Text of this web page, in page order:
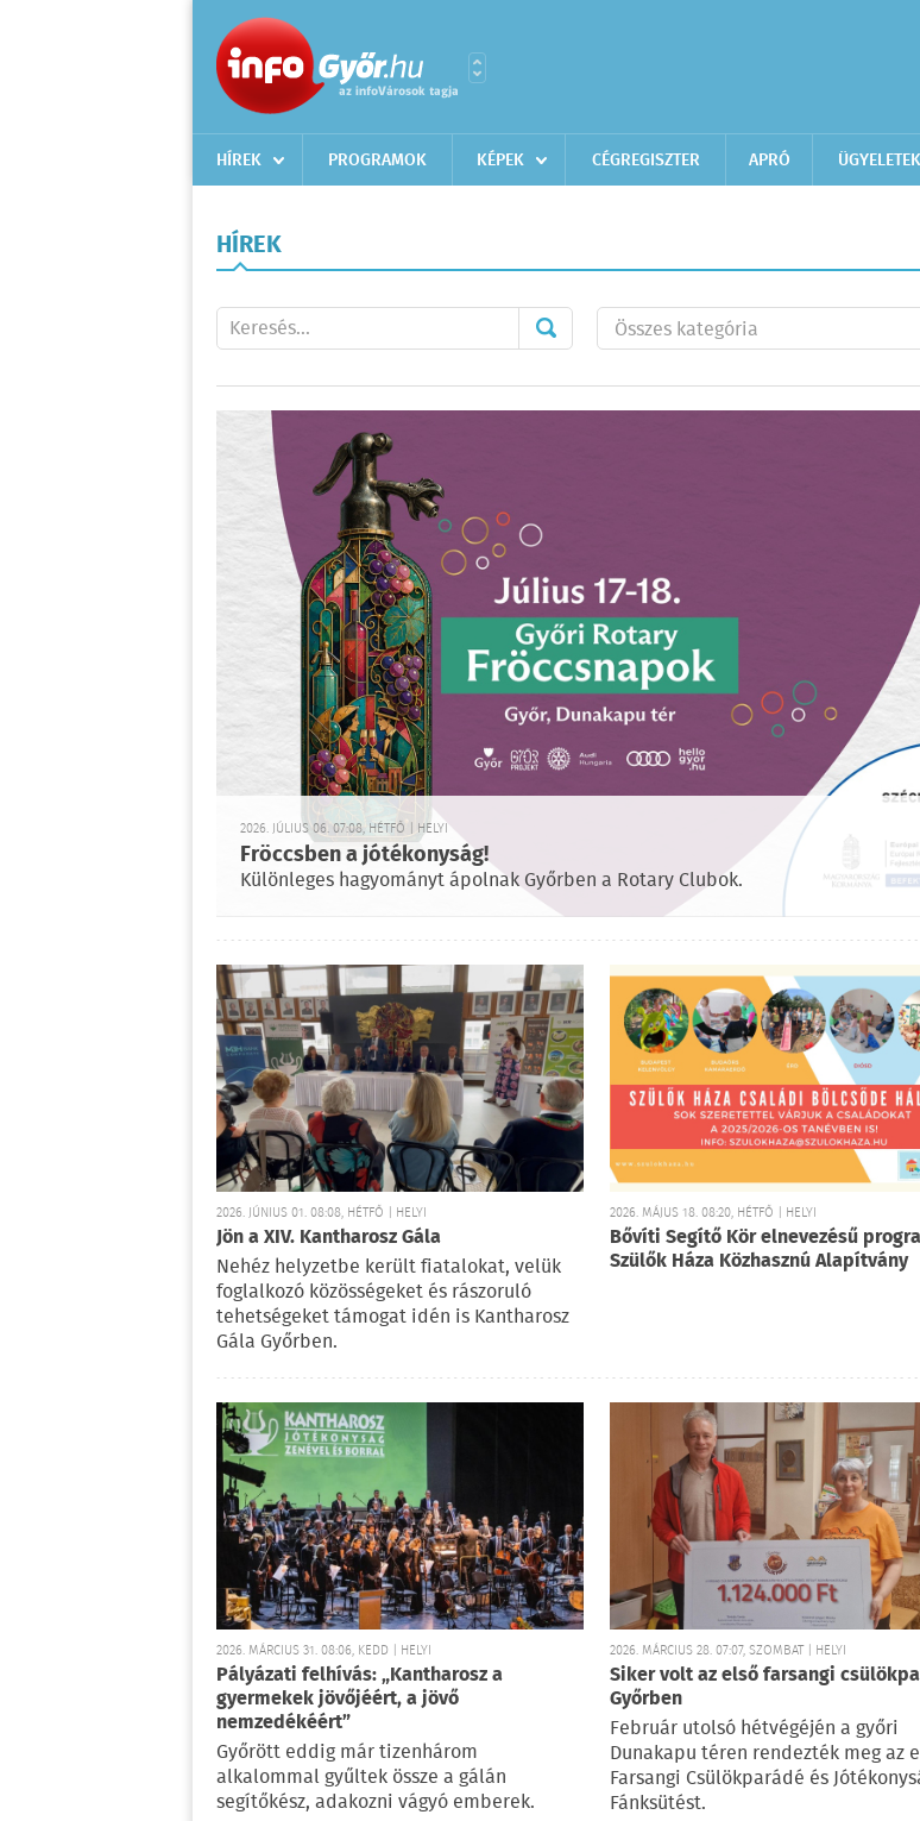
HÍREK PROGRAMOK KÉPEK CÉGREGISZTER APRÓ ÜGYELETEK
HÍREK
2026. JÚLIUS 06. 07:08, HÉTFŐ | HELYI
Fröccsben a jótékonyság!
Különleges hagyományt ápolnak Győrben a Rotary Clubok.
2026. JÚNIUS 01. 08:08, HÉTFŐ | HELYI
Jön a XIV. Kantharosz Gála
Nehéz helyzetbe került fiatalokat, velük
foglalkozó közösségeket és rászoruló
tehetségeket támogat idén is Kantharosz
Gála Győrben.
2026. MÁJUS 18. 08:20, HÉTFŐ | HELYI
Bővíti Segítő Kör elnevezésű
Szülők Háza Közhasznú Alapítvány
2026. MÁRCIUS 31. 08:06, KEDD | HELYI
Pályázati felhívás: „Kantharosz a
gyermekek jövőjéért, a jövő
nemzedékéért”
Győrött eddig már tizenhárom
alkalommal gyűltek össze a gálán
segítőkész, adakozni vágyó emberek.
2026. MÁRCIUS 28. 07:07, SZOMBAT | HELYI
Siker volt az első farsangi
Győrben
Február utolsó hétvégéjén a győri
Dunakapu téren rendezték meg az
Farsangi Csülökparádé és
Fánksütést.